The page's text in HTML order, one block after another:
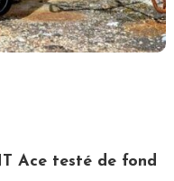
Ace testé de fond